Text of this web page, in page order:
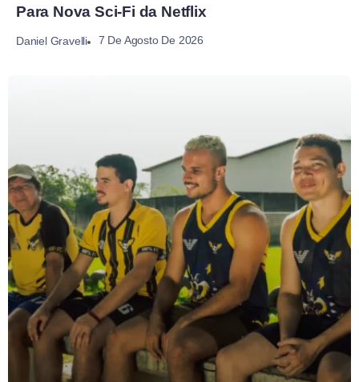
Para Nova Sci-Fi da Netflix
Daniel Gravelli 7 De Agosto De 2026